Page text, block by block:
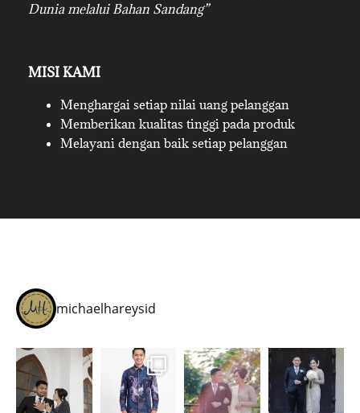
Dunia melalui Bahan Sandang”
MISI KAMI
Menghargai setiap nilai uang pelanggan
Memberikan kualitas tinggi pada produk
Melayani dengan baik setiap pelanggan
michaelhareysid